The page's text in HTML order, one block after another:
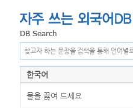
찾고자 하는 문장을 검색을 통해 언어별
한국어
물을 끓여 드세요